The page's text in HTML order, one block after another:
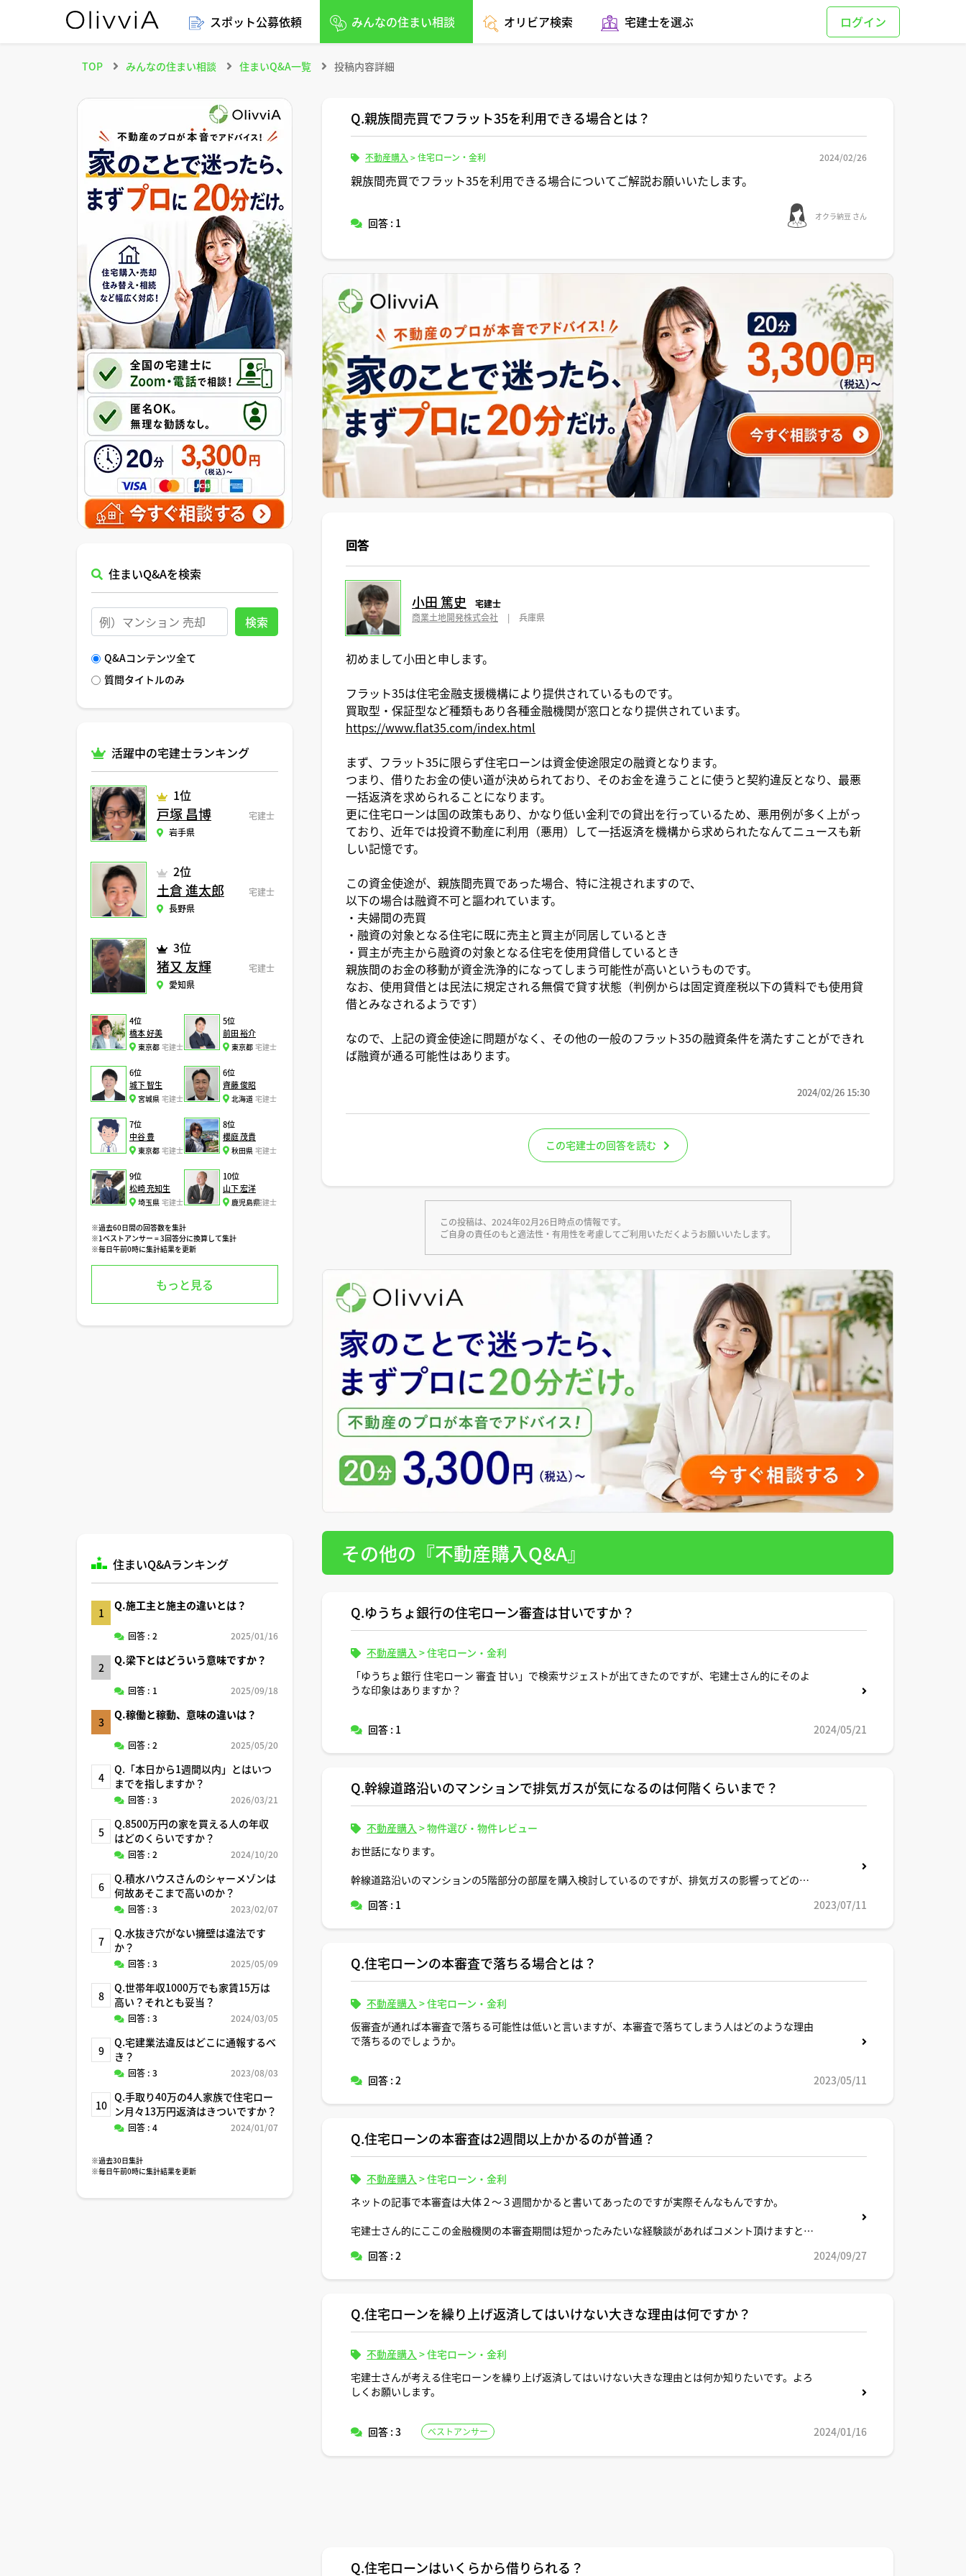
スポット公募依頼 みんなの住まい相談 オリビア検索 宅建士を選ぶ
TOP みんなの住まい相談 住まいQ&A一覧 投稿内容詳細
住まいQ&Aを検索
Q&Aコンテンツ全て
質問タイトルのみ
活躍中の宅建士ランキング
1位
戸塚 昌博
宅建士
岩手県
2位
土倉 進太郎
宅建士
長野県
3位
猪又 友輝
宅建士
愛知県
4位
橋本 好美
宅建士
東京都
5位
前田 裕介
宅建士
東京都
6位
城下 智生
宅建士
宮城県
6位
齊藤 俊昭
宅建士
北海道
7位
中谷 豊
宅建士
東京都
8位
櫻庭 茂貴
宅建士
秋田県
9位
松崎 充知生
宅建士
埼玉県
10位
山下 宏洋
宅建士
鹿児島県
※過去60日間の回答数を集計
※1ベストアンサー = 3回答分に換算して集計
※毎日午前0時に集計結果を更新
もっと見る
住まいQ&Aランキング
1
Q.施工主と施主の違いとは？
回答 : 2 2025/01/16
2
Q.梁下とはどういう意味ですか？
回答 : 1 2025/09/18
3
Q.稼働と稼動、意味の違いは？
回答 : 2 2025/05/20
4
Q.「本日から1週間以内」とはいつ
までを指しますか？
回答 : 3 2026/03/21
5
Q.8500万円の家を買える人の年収
はどのくらいですか？
回答 : 2 2024/10/20
6
Q.積水ハウスさんのシャーメゾンは
何故あそこまで高いのか？
回答 : 3 2023/02/07
7
Q.水抜き穴がない擁壁は違法です
か？
回答 : 3 2025/05/09
8
Q.世帯年収1000万でも家賃15万は
高い？それとも妥当？
回答 : 3 2024/03/05
9
Q.宅建業法違反はどこに通報するべ
き？
回答 : 3 2023/08/03
10
Q.手取り40万の4人家族で住宅ロー
ン月々13万円返済はきついですか？
回答 : 4 2024/01/07
※過去30日集計
※毎日午前0時に集計結果を更新
Q.親族間売買でフラット35を利用できる場合とは？
不動産購入 >住宅ローン・金利 2024/02/26
親族間売買でフラット35を利用できる場合についてご解説お願いいたします。
回答 : 1 オクラ納豆 さん
回答
小田 篤史
宅建士
商業土地開発株式会社
| 兵庫県
初めまして小田と申します。
フラット35は住宅金融支援機構により提供されているものです。
買取型・保証型など種類もあり各種金融機関が窓口となり提供されています。
https://www.flat35.com/index.html
まず、フラット35に限らず住宅ローンは資金使途限定の融資となります。
つまり、借りたお金の使い道が決められており、そのお金を違うことに使うと契約違反となり、最悪
一括返済を求められることになります。
更に住宅ローンは国の政策もあり、かなり低い金利での貸出を行っているため、悪用例が多く上がっ
ており、近年では投資不動産に利用（悪用）して一括返済を機構から求められたなんてニュースも新
しい記憶です。
この資金使途が、親族間売買であった場合、特に注視されますので、
以下の場合は融資不可と謳われています。
・夫婦間の売買
・融資の対象となる住宅に既に売主と買主が同居しているとき
・買主が売主から融資の対象となる住宅を使用貸借しているとき
親族間のお金の移動が資金洗浄的になってしまう可能性が高いというものです。
なお、使用貸借とは民法に規定される無償で貸す状態（判例からは固定資産税以下の賃料でも使用貸
借とみなされるようです）
なので、上記の資金使途に問題がなく、その他の一般のフラット35の融資条件を満たすことができれ
ば融資が通る可能性はあります。
2024/02/26 15:30
この宅建士の回答を読む
この投稿は、2024年02月26日時点の情報です。
ご自身の責任のもと適法性・有用性を考慮してご利用いただくようお願いいたします。
その他の『不動産購入Q&A』
Q.ゆうちょ銀行の住宅ローン審査は甘いですか？
不動産購入 >住宅ローン・金利
「ゆうちょ銀行 住宅ローン 審査 甘い」で検索サジェストが出てきたのですが、宅建士さん的にそのよ
うな印象はありますか？
回答 : 1 2024/05/21
Q.幹線道路沿いのマンションで排気ガスが気になるのは何階くらいまで？
不動産購入 >物件選び・物件レビュー
お世話になります。
幹線道路沿いのマンションの5階部分の部屋を購入検討しているのですが、排気ガスの影響ってどの程
洗濯物を干すのにも苦労するレベルですか。何か対策とかはありますか。
回答 : 1 2023/07/11
Q.住宅ローンの本審査で落ちる場合とは？
不動産購入 >住宅ローン・金利
仮審査が通れば本審査で落ちる可能性は低いと言いますが、本審査で落ちてしまう人はどのような理由
で落ちるのでしょうか。
回答 : 2 2023/05/11
Q.住宅ローンの本審査は2週間以上かかるのが普通？
不動産購入 >住宅ローン・金利
ネットの記事で本審査は大体２〜３週間かかると書いてあったのですが実際そんなもんですか。
宅建士さん的にここの金融機関の本審査期間は短かったみたいな経験談があればコメント頂けますと幸
回答 : 2 2024/09/27
Q.住宅ローンを繰り上げ返済してはいけない大きな理由は何ですか？
不動産購入 >住宅ローン・金利
宅建士さんが考える住宅ローンを繰り上げ返済してはいけない大きな理由とは何か知りたいです。よろ
しくお願いします。
回答 : 3 ベストアンサー 2024/01/16
Q.住宅ローンはいくらから借りられる？